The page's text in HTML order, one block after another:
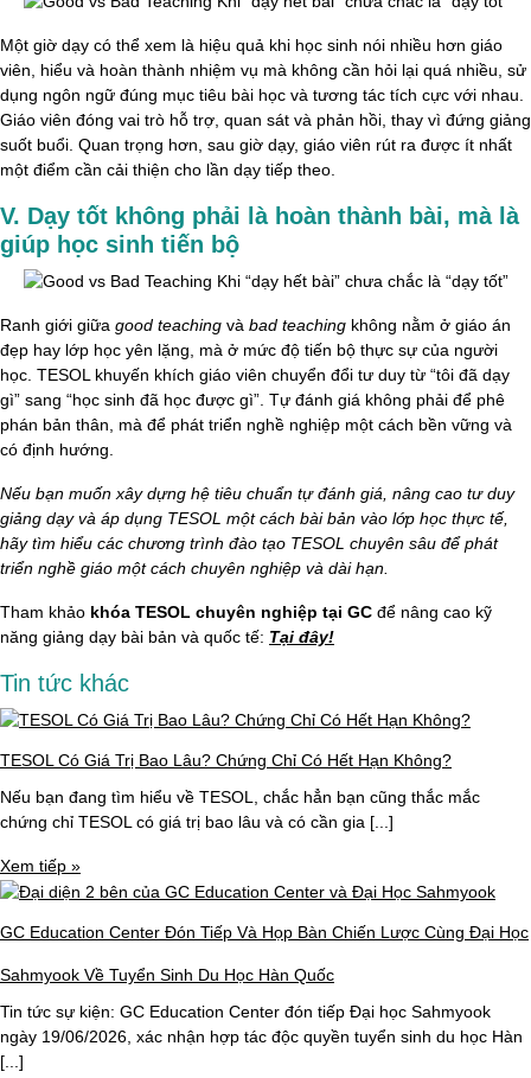
Một giờ dạy có thể xem là hiệu quả khi học sinh nói nhiều hơn giáo
viên, hiểu và hoàn thành nhiệm vụ mà không cần hỏi lại quá nhiều, sử
dụng ngôn ngữ đúng mục tiêu bài học và tương tác tích cực với nhau.
Giáo viên đóng vai trò hỗ trợ, quan sát và phản hồi, thay vì đứng giảng
suốt buổi. Quan trọng hơn, sau giờ dạy, giáo viên rút ra được ít nhất
một điểm cần cải thiện cho lần dạy tiếp theo.
V. Dạy tốt không phải là hoàn thành bài, mà là
giúp học sinh tiến bộ
Ranh giới giữa good teaching và bad teaching không nằm ở giáo án
đẹp hay lớp học yên lặng, mà ở mức độ tiến bộ thực sự của người
học. TESOL khuyến khích giáo viên chuyển đổi tư duy từ “tôi đã dạy
gì” sang “học sinh đã học được gì”. Tự đánh giá không phải để phê
phán bản thân, mà để phát triển nghề nghiệp một cách bền vững và
có định hướng.
Nếu bạn muốn xây dựng hệ tiêu chuẩn tự đánh giá, nâng cao tư duy
giảng dạy và áp dụng TESOL một cách bài bản vào lớp học thực tế,
hãy tìm hiểu các chương trình đào tạo TESOL chuyên sâu để phát
triển nghề giáo một cách chuyên nghiệp và dài hạn.
Tham khảo khóa TESOL chuyên nghiệp tại GC để nâng cao kỹ
năng giảng dạy bài bản và quốc tế: Tại đây!
Tin tức khác
TESOL Có Giá Trị Bao Lâu? Chứng Chỉ Có Hết Hạn Không?
Nếu bạn đang tìm hiểu về TESOL, chắc hẳn bạn cũng thắc mắc
chứng chỉ TESOL có giá trị bao lâu và có cần gia [...]
Xem tiếp »
GC Education Center Đón Tiếp Và Họp Bàn Chiến Lược Cùng Đại Học
Sahmyook Về Tuyển Sinh Du Học Hàn Quốc
Tin tức sự kiện: GC Education Center đón tiếp Đại học Sahmyook
ngày 19/06/2026, xác nhận hợp tác độc quyền tuyển sinh du học Hàn
[...]